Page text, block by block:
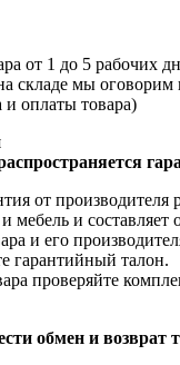
от 1 до 5 рабочих
складе мы
и оплаты товара)
от производителя
мебель и составляет
и его
гарантийный талон.
проверяйте
обмен и возврат